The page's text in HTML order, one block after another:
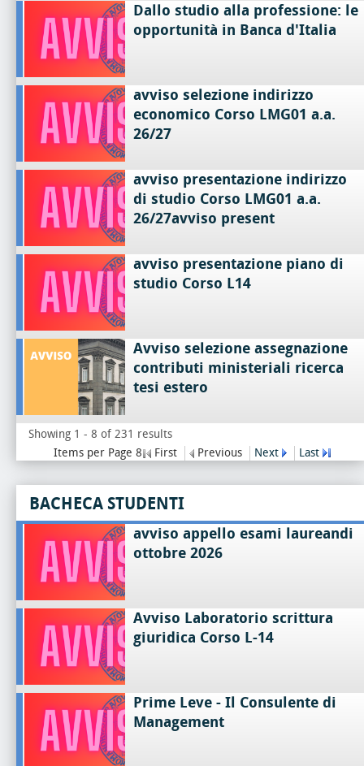
Dallo studio alla professione: le
opportunità in Banca d'Italia
avviso selezione indirizzo
economico Corso LMG01 a.a.
26/27
avviso presentazione indirizzo
di studio Corso LMG01 a.a.
26/27avviso present
avviso presentazione piano di
studio Corso L14
Avviso selezione assegnazione
contributi ministeriali ricerca
tesi estero
Showing 1 - 8 of 231 results
Items per Page 8
First Previous Next Last
BACHECA STUDENTI
avviso appello esami laureandi
ottobre 2026
Avviso Laboratorio scrittura
giuridica Corso L-14
Prime Leve - Il Consulente di
Management